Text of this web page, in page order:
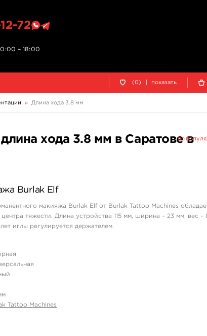
72
– 18:00
(0) показать
» Длина хода 3.8 мм
по
хода 3.8 мм в Саратове в
Burlak Elf
макияжа Burlak Elf от Burlak Tattoo Machines
тяжести. Длина устройства 115 мм, ширина – 23 мм, вес –
иглы регулируется держателем.
Tattoo Machines